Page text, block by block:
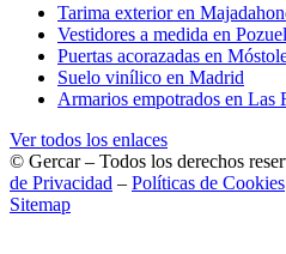
Tarima exterior en
Vestidores a medida en
Puertas acorazadas en
Suelo vinílico en Madrid
Armarios empotrados en Las
Ver todos los enlaces
© Gercar – Todos los derechos
de Privacidad – Políticas de Cookies
Sitemap